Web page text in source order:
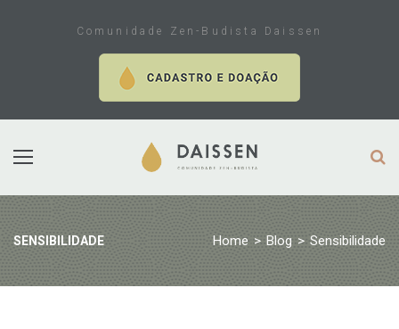
Comunidade Zen-Budista Daissen
SENSIBILIDADE Home > Blog > Sensibilidade